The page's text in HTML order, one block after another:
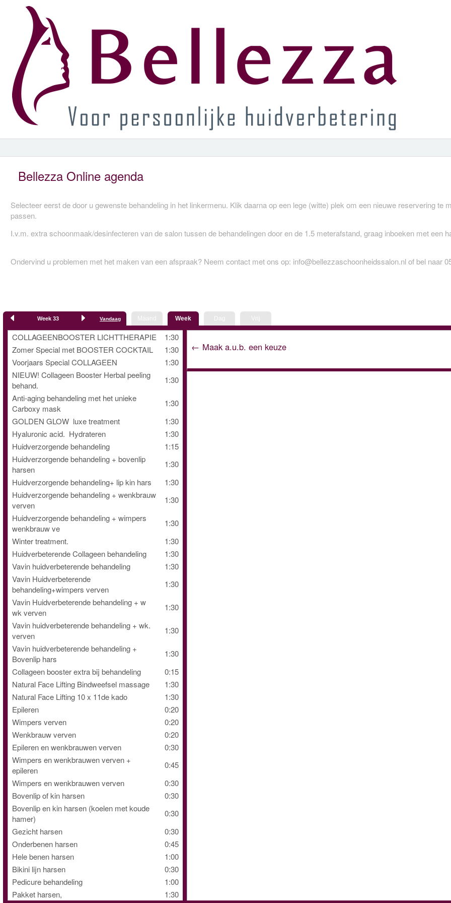
Bellezza Online agenda
Selecteer eerst de door u gewenste behandeling in het linkermenu. Klik daarna op een lege (witte) plek om een nieuwe reservering te
passen.
I.v.m. extra schoonmaak/desinfecteren van de salon tussen de behandelingen door en de 1.5 meterafstand, graag inboeken met een
Ondervind u problemen met het maken van een afspraak? Neem contact met ons op: info@bellezzaschoonheidssalon.nl of bel naar
Week 33 Vandaag Maand Week Dag Vrij
COLLAGEENBOOSTER LICHTTHERAPIE
1:30
Zomer Special met BOOSTER COCKTAIL
1:30
Voorjaars Special COLLAGEEN
1:30
NIEUW! Collageen Booster Herbal peeling
behand.
1:30
Anti‑aging behandeling met het unieke
Carboxy mask
1:30
GOLDEN GLOW luxe treatment
1:30
Hyaluronic acid. Hydrateren
1:30
Huidverzorgende behandeling
1:15
Huidverzorgende behandeling + bovenlip
harsen
1:30
Huidverzorgende behandeling+ lip kin hars
1:30
Huidverzorgende behandeling + wenkbrauw
verven
1:30
Huidverzorgende behandeling + wimpers
wenkbrauw ve
1:30
Winter treatment.
1:30
Huidverbeterende Collageen behandeling
1:30
Vavin huidverbeterende behandeling
1:30
Vavin Huidverbeterende
behandeling+wimpers verven
1:30
Vavin Huidverbeterende behandeling + w
wk verven
1:30
Vavin huidverbeterende behandeling + wk.
verven
1:30
Vavin huidverbeterende behandeling +
Bovenlip hars
1:30
Collageen booster extra bij behandeling
0:15
Natural Face Lifting Bindweefsel massage
1:30
Natural Face Lifting 10 x 11de kado
1:30
Epileren
0:20
Wimpers verven
0:20
Wenkbrauw verven
0:20
Epileren en wenkbrauwen verven
0:30
Wimpers en wenkbrauwen verven +
epileren
0:45
Wimpers en wenkbrauwen verven
0:30
Bovenlip of kin harsen
0:30
Bovenlip en kin harsen (koelen met koude
hamer)
0:30
Gezicht harsen
0:30
Onderbenen harsen
0:45
Hele benen harsen
1:00
Bikini lijn harsen
0:30
Pedicure behandeling
1:00
Pakket harsen,
1:30
← Maak a.u.b. een keuze